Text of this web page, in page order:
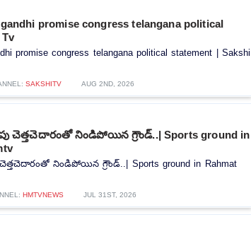
promise congress telangana political
promise congress telangana political statement | Sakshi
SAKSHITV AUG 2ND, 2026
చెత్తచెదారంతో నిండిపోయిన గ్రౌండ్..| Sports ground in
నిండిపోయిన గ్రౌండ్..| Sports ground in Rahmat
HMTVNEWS JUL 31ST, 2026